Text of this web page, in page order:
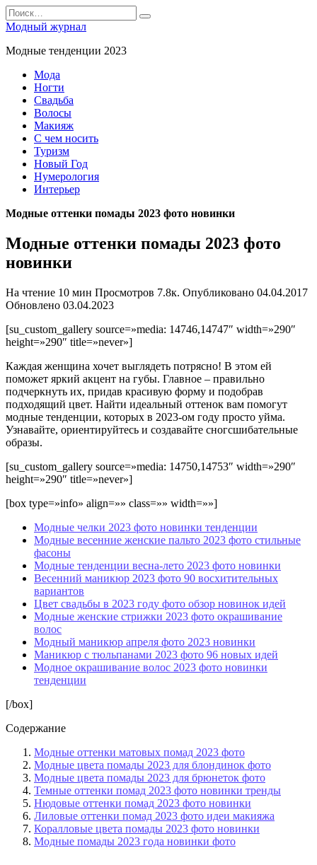
Перейти
к
содержанию
Search
for:
Модный журнал
Модные тенденции 2023
Мода
Ногти
Свадьба
Волосы
Макияж
С чем носить
Туризм
Новый Год
Нумерология
Интерьер
Модные оттенки помады 2023 фото новинки
Модные оттенки помады 2023 фото
новинки
На чтение 10 мин Просмотров 7.8к. Опубликовано 04.04.2017
Обновлено 03.04.2023
[su_custom_gallery source=»media: 14746,14747″ width=»290″
height=»290″ title=»never»]
Каждая женщина хочет выглядеть потрясно! В этом ей
поможет яркий акцент на губы. Главное – правильно
подчеркнуть их, придав красивую форму и подобрав
подходящий цвет. Найти идеальный оттенок вам помогут
модные тенденции, которых в 2023-ом году просто уйма.
Узнавайте, ориентируйтесь и создавайте сногсшибательные
образы.
[su_custom_gallery source=»media: 14750,14753″ width=»290″
height=»290″ title=»never»]
[box type=»info» align=»» class=»» width=»»]
Модные челки 2023 фото новинки тенденции
Модные весенние женские пальто 2023 фото стильные
фасоны
Модные тенденции весна-лето 2023 фото новинки
Весенний маникюр 2023 фото 90 восхитительных
вариантов
Цвет свадьбы в 2023 году фото обзор новинок идей
Модные женские стрижки 2023 фото окрашивание
волос
Модный маникюр апреля фото 2023 новинки
Маникюр с тюльпанами 2023 фото 96 новых идей
Модное окрашивание волос 2023 фото новинки
тенденции
[/box]
Содержание
Модные оттенки матовых помад 2023 фото
Модные цвета помады 2023 для блондинок фото
Модные цвета помады 2023 для брюнеток фото
Темные оттенки помад 2023 фото новинки тренды
Нюдовые оттенки помад 2023 фото новинки
Лиловые оттенки помад 2023 фото идеи макияжа
Коралловые цвета помады 2023 фото новинки
Модные помады 2023 года новинки фото